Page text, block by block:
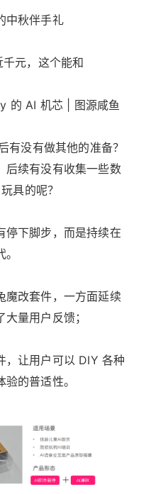
中秋伴手礼
千元，这个能和
的 AI 机芯 | 图源咸鱼
有没有做其他的准备？
后续有没有收集一些数
具的呢？
停下脚步，而是持续在
魔改套件，一方面延续
量用户反馈；
，让用户可以 DIY 各种
的普适性。